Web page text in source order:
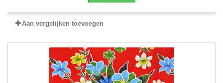
Aan vergelijken toevoegen